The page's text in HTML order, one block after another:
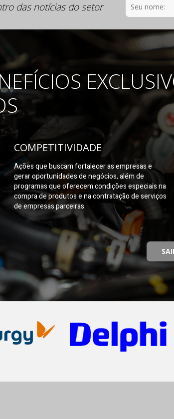
das notícias do setor
COMPETITIVIDADE
Ações que buscam fortalecer as empresas e
gerar oportunidades de negócios, além de
programas que oferecem condições especiais na
compra de produtos e na contratação de serviços
de empresas parceiras.